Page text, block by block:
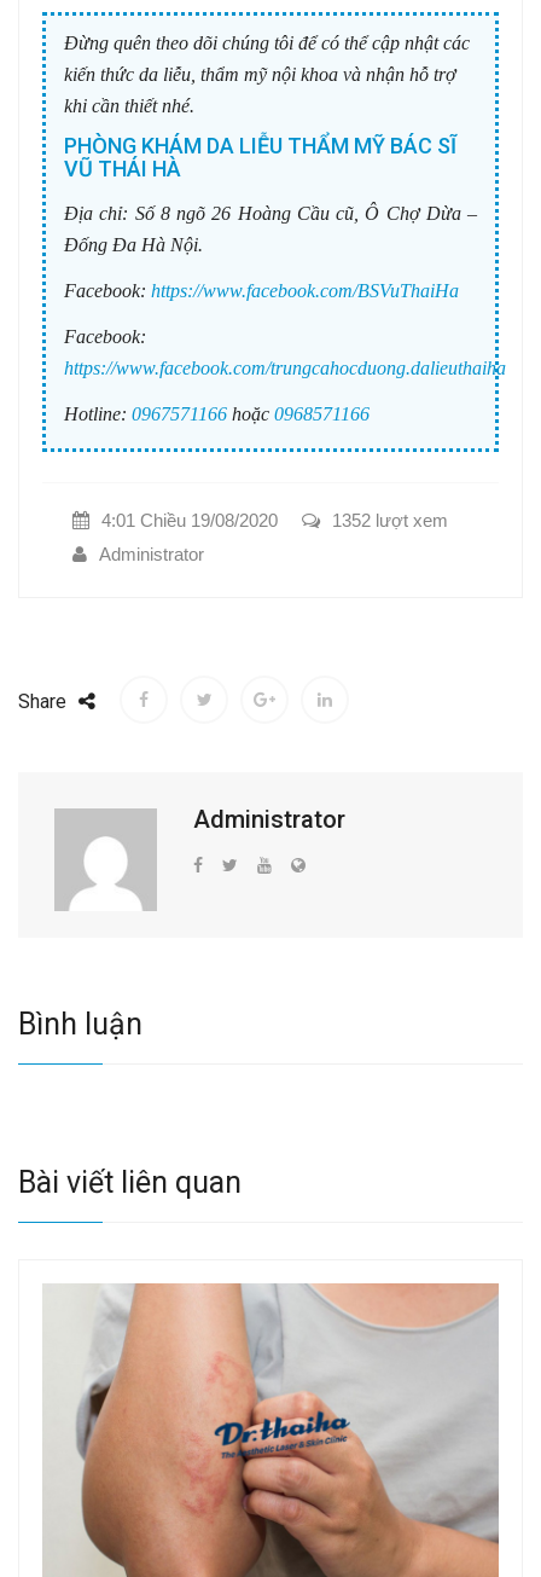
Đừng quên theo dõi chúng tôi để có thể cập nhật các
kiến thức da liễu, thẩm mỹ nội khoa và nhận hỗ trợ
khi cần thiết nhé.
PHÒNG KHÁM DA LIỄU THẨM MỸ BÁC SĨ
VŨ THÁI HÀ
Địa chỉ: Số 8 ngõ 26 Hoàng Cầu cũ, Ô Chợ Dừa –
Đống Đa Hà Nội.
Facebook: https://www.facebook.com/BSVuThaiHa
Facebook:
https://www.facebook.com/trungcahocduong.dalieuthaiha
Hotline: 0967571166 hoặc 0968571166
4:01 Chiều 19/08/2020
1352 lượt xem
Administrator
Share
Administrator
Bình luận
Bài viết liên quan